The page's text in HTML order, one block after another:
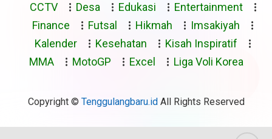
CCTV
Desa Edukasi
Entertainment
Finance
Futsal Hikmah
Imsakiyah
Kalender
Kesehatan
Kisah Inspiratif
MMA
MotoGP Excel Liga Voli Korea
Copyright © Tenggulangbaru.idAll Rights Reserved